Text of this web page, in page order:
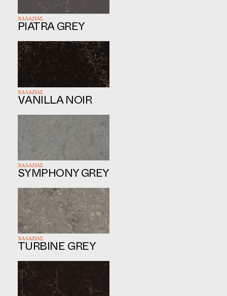
PIATRA GREY
ΧΑΛΑΖΙΑΣ
VANILLA NOIR
ΧΑΛΑΖΙΑΣ
SYMPHONY GREY
ΧΑΛΑΖΙΑΣ
TURBINE GREY
ΧΑΛΑΖΙΑΣ